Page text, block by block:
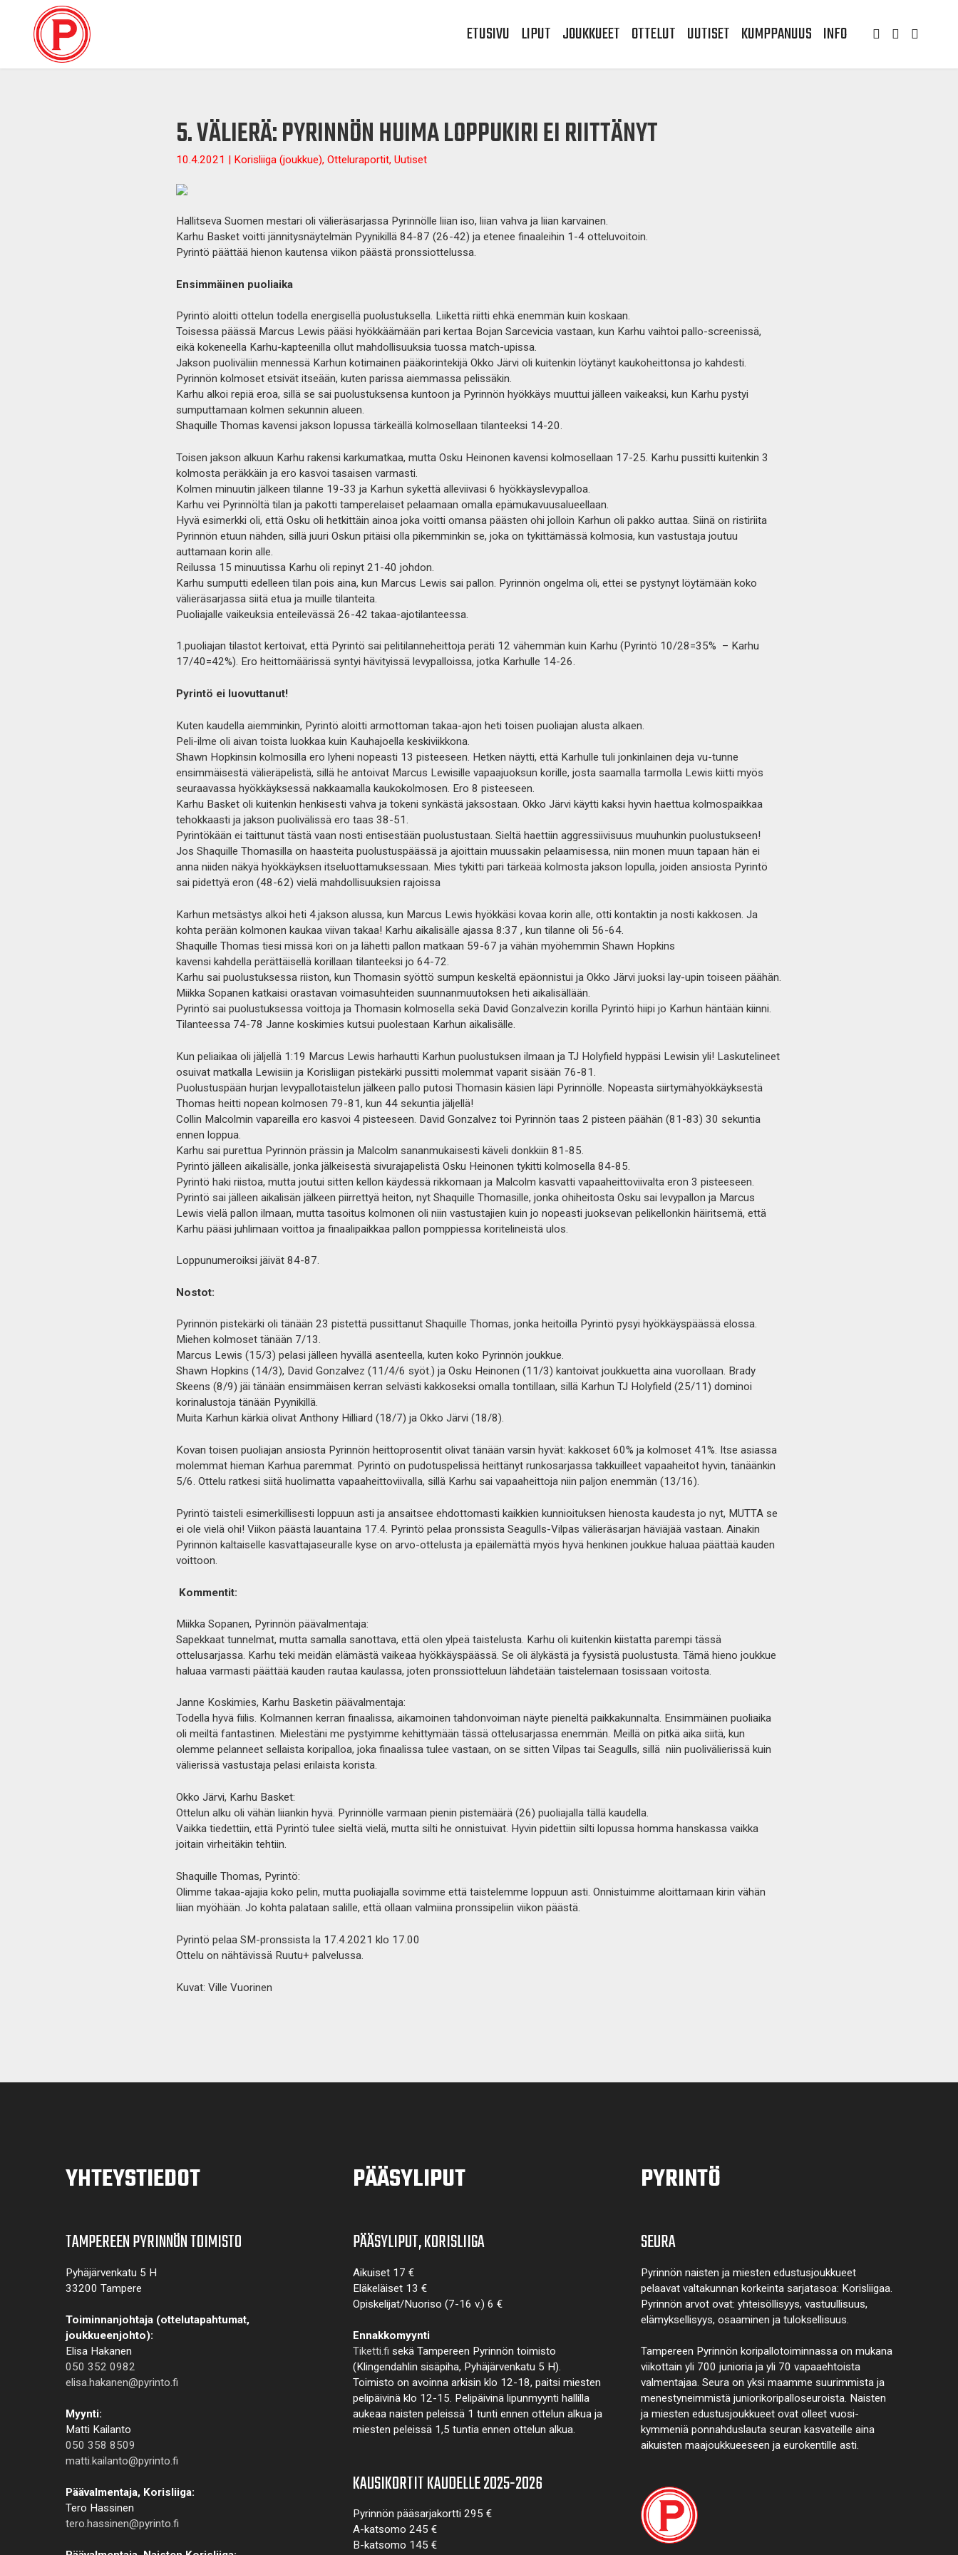
ETUSIVU LIPUT JOUKKUEET OTTELUT UUTISET KUMPPANUUS INFO
5. VÄLIERÄ: PYRINNÖN HUIMA LOPPUKIRI EI RIITTÄNYT
10.4.2021 | Korisliiga (joukkue), Otteluraportit, Uutiset
Hallitseva Suomen mestari oli välieräsarjassa Pyrinnölle liian iso, liian vahva ja liian karvainen.
Karhu Basket voitti jännitysnäytelmän Pyynikillä 84-87 (26-42) ja etenee finaaleihin 1-4 otteluvoitoin.
Pyrintö päättää hienon kautensa viikon päästä pronssiottelussa.
Ensimmäinen puoliaika
Pyrintö aloitti ottelun todella energisellä puolustuksella. Liikettä riitti ehkä enemmän kuin koskaan.
Toisessa päässä Marcus Lewis pääsi hyökkäämään pari kertaa Bojan Sarcevicia vastaan, kun Karhu vaihtoi pallo-screenissä,
eikä kokeneella Karhu-kapteenilla ollut mahdollisuuksia tuossa match-upissa.
Jakson puoliväliin mennessä Karhun kotimainen pääkorintekijä Okko Järvi oli kuitenkin löytänyt kaukoheittonsa jo kahdesti.
Pyrinnön kolmoset etsivät itseään, kuten parissa aiemmassa pelissäkin.
Karhu alkoi repiä eroa, sillä se sai puolustuksensa kuntoon ja Pyrinnön hyökkäys muuttui jälleen vaikeaksi, kun Karhu pystyi
sumputtamaan kolmen sekunnin alueen.
Shaquille Thomas kavensi jakson lopussa tärkeällä kolmosellaan tilanteeksi 14-20.
Toisen jakson alkuun Karhu rakensi karkumatkaa, mutta Osku Heinonen kavensi kolmosellaan 17-25. Karhu pussitti kuitenkin 3
kolmosta peräkkäin ja ero kasvoi tasaisen varmasti.
Kolmen minuutin jälkeen tilanne 19-33 ja Karhun sykettä alleviivasi 6 hyökkäyslevypalloa.
Karhu vei Pyrinnöltä tilan ja pakotti tamperelaiset pelaamaan omalla epämukavuusalueellaan.
Hyvä esimerkki oli, että Osku oli hetkittäin ainoa joka voitti omansa päästen ohi jolloin Karhun oli pakko auttaa. Siinä on ristiriita
Pyrinnön etuun nähden, sillä juuri Oskun pitäisi olla pikemminkin se, joka on tykittämässä kolmosia, kun vastustaja joutuu
auttamaan korin alle.
Reilussa 15 minuutissa Karhu oli repinyt 21-40 johdon.
Karhu sumputti edelleen tilan pois aina, kun Marcus Lewis sai pallon. Pyrinnön ongelma oli, ettei se pystynyt löytämään koko
välieräsarjassa siitä etua ja muille tilanteita.
Puoliajalle vaikeuksia enteilevässä 26-42 takaa-ajotilanteessa.
1.puoliajan tilastot kertoivat, että Pyrintö sai pelitilanneheittoja peräti 12 vähemmän kuin Karhu (Pyrintö 10/28=35% – Karhu
17/40=42%). Ero heittomäärissä syntyi hävityissä levypalloissa, jotka Karhulle 14-26.
Pyrintö ei luovuttanut!
Kuten kaudella aiemminkin, Pyrintö aloitti armottoman takaa-ajon heti toisen puoliajan alusta alkaen.
Peli-ilme oli aivan toista luokkaa kuin Kauhajoella keskiviikkona.
Shawn Hopkinsin kolmosilla ero lyheni nopeasti 13 pisteeseen. Hetken näytti, että Karhulle tuli jonkinlainen deja vu-tunne
ensimmäisestä välieräpelistä, sillä he antoivat Marcus Lewisille vapaajuoksun korille, josta saamalla tarmolla Lewis kiitti myös
seuraavassa hyökkäyksessä nakkaamalla kaukokolmosen. Ero 8 pisteeseen.
Karhu Basket oli kuitenkin henkisesti vahva ja tokeni synkästä jaksostaan. Okko Järvi käytti kaksi hyvin haettua kolmospaikkaa
tehokkaasti ja jakson puolivälissä ero taas 38-51.
Pyrintökään ei taittunut tästä vaan nosti entisestään puolustustaan. Sieltä haettiin aggressiivisuus muuhunkin puolustukseen!
Jos Shaquille Thomasilla on haasteita puolustuspäässä ja ajoittain muussakin pelaamisessa, niin monen muun tapaan hän ei
anna niiden näkyä hyökkäyksen itseluottamuksessaan. Mies tykitti pari tärkeää kolmosta jakson lopulla, joiden ansiosta Pyrintö
sai pidettyä eron (48-62) vielä mahdollisuuksien rajoissa
Karhun metsästys alkoi heti 4.jakson alussa, kun Marcus Lewis hyökkäsi kovaa korin alle, otti kontaktin ja nosti kakkosen. Ja
kohta perään kolmonen kaukaa viivan takaa! Karhu aikalisälle ajassa 8:37 , kun tilanne oli 56-64.
Shaquille Thomas tiesi missä kori on ja lähetti pallon matkaan 59-67 ja vähän myöhemmin Shawn Hopkins
kavensi kahdella perättäisellä korillaan tilanteeksi jo 64-72.
Karhu sai puolustuksessa riiston, kun Thomasin syöttö sumpun keskeltä epäonnistui ja Okko Järvi juoksi lay-upin toiseen päähän.
Miikka Sopanen katkaisi orastavan voimasuhteiden suunnanmuutoksen heti aikalisällään.
Pyrintö sai puolustuksessa voittoja ja Thomasin kolmosella sekä David Gonzalvezin korilla Pyrintö hiipi jo Karhun häntään kiinni.
Tilanteessa 74-78 Janne koskimies kutsui puolestaan Karhun aikalisälle.
Kun peliaikaa oli jäljellä 1:19 Marcus Lewis harhautti Karhun puolustuksen ilmaan ja TJ Holyfield hyppäsi Lewisin yli! Laskutelineet
osuivat matkalla Lewisiin ja Korisliigan pistekärki pussitti molemmat vaparit sisään 76-81.
Puolustuspään hurjan levypallotaistelun jälkeen pallo putosi Thomasin käsien läpi Pyrinnölle. Nopeasta siirtymähyökkäyksestä
Thomas heitti nopean kolmosen 79-81, kun 44 sekuntia jäljellä!
Collin Malcolmin vapareilla ero kasvoi 4 pisteeseen. David Gonzalvez toi Pyrinnön taas 2 pisteen päähän (81-83) 30 sekuntia
ennen loppua.
Karhu sai purettua Pyrinnön prässin ja Malcolm sananmukaisesti käveli donkkiin 81-85.
Pyrintö jälleen aikalisälle, jonka jälkeisestä sivurajapelistä Osku Heinonen tykitti kolmosella 84-85.
Pyrintö haki riistoa, mutta joutui sitten kellon käydessä rikkomaan ja Malcolm kasvatti vapaaheittoviivalta eron 3 pisteeseen.
Pyrintö sai jälleen aikalisän jälkeen piirrettyä heiton, nyt Shaquille Thomasille, jonka ohiheitosta Osku sai levypallon ja Marcus
Lewis vielä pallon ilmaan, mutta tasoitus kolmonen oli niin vastustajien kuin jo nopeasti juoksevan pelikellonkin häiritsemä, että
Karhu pääsi juhlimaan voittoa ja finaalipaikkaa pallon pomppiessa koritelineistä ulos.
Loppunumeroiksi jäivät 84-87.
Nostot:
Pyrinnön pistekärki oli tänään 23 pistettä pussittanut Shaquille Thomas, jonka heitoilla Pyrintö pysyi hyökkäyspäässä elossa.
Miehen kolmoset tänään 7/13.
Marcus Lewis (15/3) pelasi jälleen hyvällä asenteella, kuten koko Pyrinnön joukkue.
Shawn Hopkins (14/3), David Gonzalvez (11/4/6 syöt.) ja Osku Heinonen (11/3) kantoivat joukkuetta aina vuorollaan. Brady
Skeens (8/9) jäi tänään ensimmäisen kerran selvästi kakkoseksi omalla tontillaan, sillä Karhun TJ Holyfield (25/11) dominoi
korinalustoja tänään Pyynikillä.
Muita Karhun kärkiä olivat Anthony Hilliard (18/7) ja Okko Järvi (18/8).
Kovan toisen puoliajan ansiosta Pyrinnön heittoprosentit olivat tänään varsin hyvät: kakkoset 60% ja kolmoset 41%. Itse asiassa
molemmat hieman Karhua paremmat. Pyrintö on pudotuspelissä heittänyt runkosarjassa takkuilleet vapaaheitot hyvin, tänäänkin
5/6. Ottelu ratkesi siitä huolimatta vapaaheittoviivalla, sillä Karhu sai vapaaheittoja niin paljon enemmän (13/16).
Pyrintö taisteli esimerkillisesti loppuun asti ja ansaitsee ehdottomasti kaikkien kunnioituksen hienosta kaudesta jo nyt, MUTTA se
ei ole vielä ohi! Viikon päästä lauantaina 17.4. Pyrintö pelaa pronssista Seagulls-Vilpas välieräsarjan häviäjää vastaan. Ainakin
Pyrinnön kaltaiselle kasvattajaseuralle kyse on arvo-ottelusta ja epäilemättä myös hyvä henkinen joukkue haluaa päättää kauden
voittoon.
Kommentit:
Miikka Sopanen, Pyrinnön päävalmentaja:
Sapekkaat tunnelmat, mutta samalla sanottava, että olen ylpeä taistelusta. Karhu oli kuitenkin kiistatta parempi tässä
ottelusarjassa. Karhu teki meidän elämästä vaikeaa hyökkäyspäässä. Se oli älykästä ja fyysistä puolustusta. Tämä hieno joukkue
haluaa varmasti päättää kauden rautaa kaulassa, joten pronssiotteluun lähdetään taistelemaan tosissaan voitosta.
Janne Koskimies, Karhu Basketin päävalmentaja:
Todella hyvä fiilis. Kolmannen kerran finaalissa, aikamoinen tahdonvoiman näyte pieneltä paikkakunnalta. Ensimmäinen puoliaika
oli meiltä fantastinen. Mielestäni me pystyimme kehittymään tässä ottelusarjassa enemmän. Meillä on pitkä aika siitä, kun
olemme pelanneet sellaista koripalloa, joka finaalissa tulee vastaan, on se sitten Vilpas tai Seagulls, sillä niin puolivälierissä kuin
välierissä vastustaja pelasi erilaista korista.
Okko Järvi, Karhu Basket:
Ottelun alku oli vähän liiankin hyvä. Pyrinnölle varmaan pienin pistemäärä (26) puoliajalla tällä kaudella.
Vaikka tiedettiin, että Pyrintö tulee sieltä vielä, mutta silti he onnistuivat. Hyvin pidettiin silti lopussa homma hanskassa vaikka
joitain virheitäkin tehtiin.
Shaquille Thomas, Pyrintö:
Olimme takaa-ajajia koko pelin, mutta puoliajalla sovimme että taistelemme loppuun asti. Onnistuimme aloittamaan kirin vähän
liian myöhään. Jo kohta palataan salille, että ollaan valmiina pronssipeliin viikon päästä.
Pyrintö pelaa SM-pronssista la 17.4.2021 klo 17.00
Ottelu on nähtävissä Ruutu+ palvelussa.
Kuvat: Ville Vuorinen
YHTEYSTIEDOT
TAMPEREEN PYRINNÖN TOIMISTO
Pyhäjärvenkatu 5 H
33200 Tampere
Toiminnanjohtaja (ottelutapahtumat,
joukkueenjohto):
Elisa Hakanen
050 352 0982
elisa.hakanen@pyrinto.fi
Myynti:
Matti Kailanto
050 358 8509
matti.kailanto@pyrinto.fi
Päävalmentaja, Korisliiga:
Tero Hassinen
tero.hassinen@pyrinto.fi
PÄÄSYLIPUT
PÄÄSYLIPUT, KORISLIIGA
Aikuiset 17 €
Eläkeläiset 13 €
Opiskelijat/Nuoriso (7-16 v.) 6 €
Ennakkomyynti
Tiketti.fi sekä Tampereen Pyrinnön toimisto
(Klingendahlin sisäpiha, Pyhäjärvenkatu 5 H).
Toimisto on avoinna arkisin klo 12-18, paitsi miesten
pelipäivinä klo 12-15. Pelipäivinä lipunmyynti hallilla
aukeaa naisten peleissä 1 tunti ennen ottelun alkua ja
miesten peleissä 1,5 tuntia ennen ottelun alkua.
KAUSIKORTIT KAUDELLE 2025-2026
Pyrinnön pääsarjakortti 295 €
A-katsomo 245 €
B-katsomo 145 €
PYRINTÖ
SEURA
Pyrinnön naisten ja miesten edustusjoukkueet
pelaavat valtakunnan korkeinta sarjatasoa: Korisliigaa.
Pyrinnön arvot ovat: yhteisöl­lisyys, vastuul­lisuus,
elämyk­sellisyys, osaaminen ja tulok­sellisuus.
Tampereen Pyrinnön kori­pallo­toimin­nassa on mukana
viikottain yli 700 junioria ja yli 70 vapaa­ehtoista
valmen­tajaa. Seura on yksi maamme suurim­mista ja
menes­tyneim­mistä juni­ori­kori­pallo­seuroista. Naisten
ja miesten edustus­joukkueet ovat olleet vuosi­
kymmeniä ponnahdus­lauta seuran kasvateille aina
aikuisten maa­joukkueeseen ja euro­kentille asti.